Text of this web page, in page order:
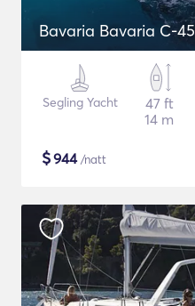
Bavaria Bavaria C-45
Segling Yacht
47 ft
14 m
$944/natt